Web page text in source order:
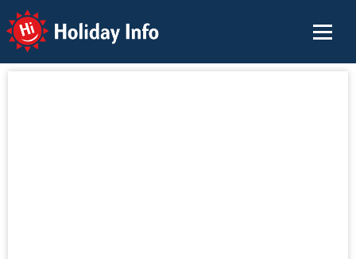
Holiday Info